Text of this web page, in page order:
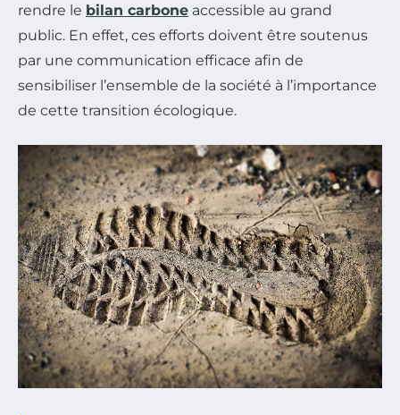
rendre le bilan carbone accessible au grand
public. En effet, ces efforts doivent être soutenus
par une communication efficace afin de
sensibiliser l’ensemble de la société à l’importance
de cette transition écologique.